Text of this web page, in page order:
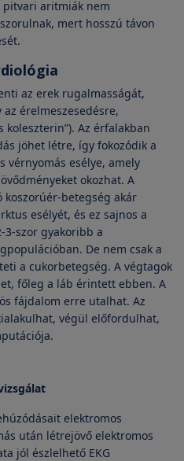
pitvari aritmiák nem
mert hosszú távon
az erek rugalmasságát,
érelmeszesedésre,
koleszterin”). Az érfalakban
jöhet létre, így fokozódik a
vérnyomás esélye, amely
okozhat. A
betegség akár
esélyét, és ez sajnos a
3-szor gyakoribb a
De nem csak a
a cukorbetegség. A végtagok
főleg a láb érintett ebben. A
fájdalom erre utalhat. Az
végül előfordulhat,
elektromos
után létrejövő elektromos
jól észlelhető EKG